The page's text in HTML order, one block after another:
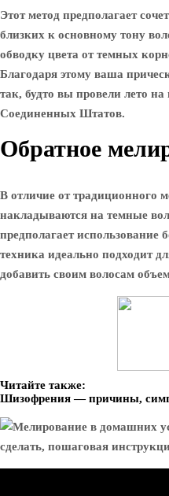
Этот метод предполагает
близких к основному тону
обводку цвета от темных
Благодаря этому ваша
так, будто вы провели лето
Соединенных Штатов.
Обратное
В отличие от традиционного
накладываются на темные
предполагает использование
техника идеально подходит
добавить своим волосам
Читайте также:
Шизофрения — причины,